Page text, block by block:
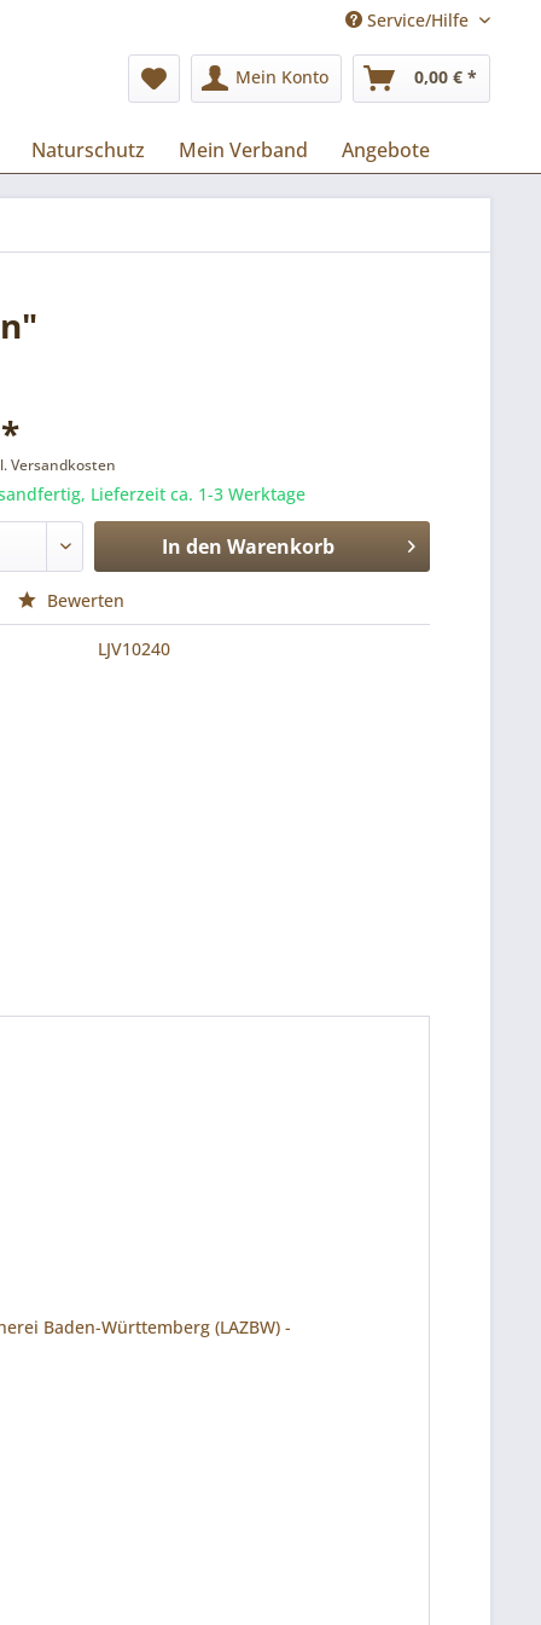
Service/Hilfe
Mein Konto 0,00 € *
Naturschutz Mein Verband Angebote
Versandkosten
Lieferzeit ca. 1-3 Werktage
In den Warenkorb
Bewerten
LJV10240
Baden-Württemberg (LAZBW) -